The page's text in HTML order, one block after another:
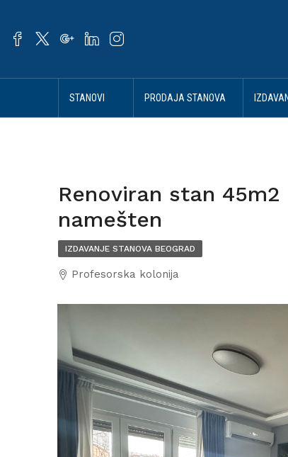
STANOVI PRODAJA STANOVA
Renoviran stan
namešten
IZDAVANJE STANOVA BEOGRAD
Profesorska kolonija